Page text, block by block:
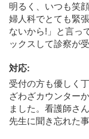
明るく、いつも笑
婦人科でとても緊
ないから!」と言っ
ックスして診察が
対応:
受付の方も優しく
ざわざカウンター
ました。看護師さ
先生に聞き忘れた